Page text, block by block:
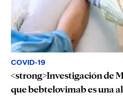
COVID-19
<strong>Investigación de
que bebtelovimab es una